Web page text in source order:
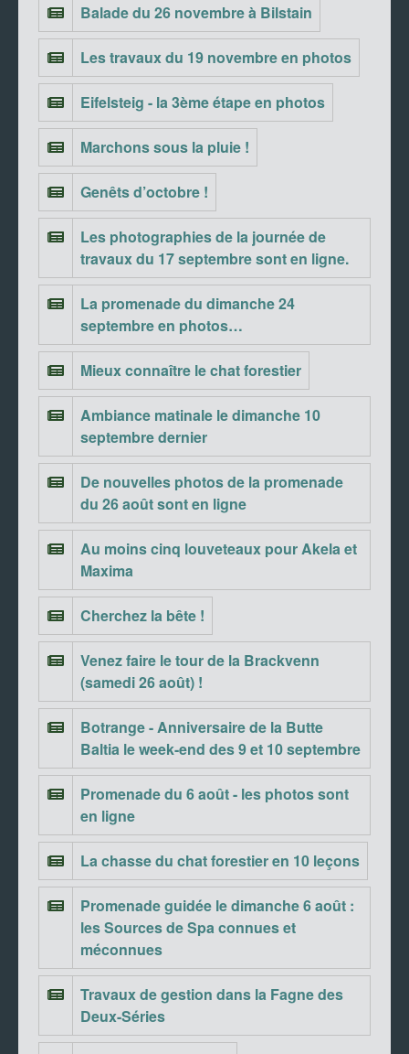
Balade du 26 novembre à Bilstain
Les travaux du 19 novembre en photos
Eifelsteig - la 3ème étape en photos
Marchons sous la pluie !
Genêts d’octobre !
Les photographies de la journée de
travaux du 17 septembre sont en ligne.
La promenade du dimanche 24
septembre en photos…
Mieux connaître le chat forestier
Ambiance matinale le dimanche 10
septembre dernier
De nouvelles photos de la promenade
du 26 août sont en ligne
Au moins cinq louveteaux pour Akela et
Maxima
Cherchez la bête !
Venez faire le tour de la Brackvenn
(samedi 26 août) !
Botrange - Anniversaire de la Butte
Baltia le week-end des 9 et 10 septembre
Promenade du 6 août - les photos sont
en ligne
La chasse du chat forestier en 10 leçons
Promenade guidée le dimanche 6 août :
les Sources de Spa connues et
méconnues
Travaux de gestion dans la Fagne des
Deux-Séries